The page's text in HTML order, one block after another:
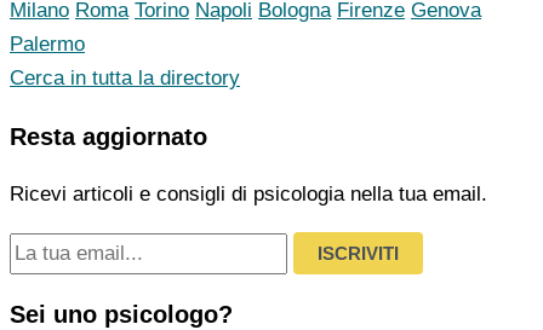
Milano Roma Torino Napoli Bologna Firenze Genova
Palermo
Cerca in tutta la directory
Resta aggiornato
Ricevi articoli e consigli di psicologia nella tua email.
ISCRIVITI
Sei uno psicologo?